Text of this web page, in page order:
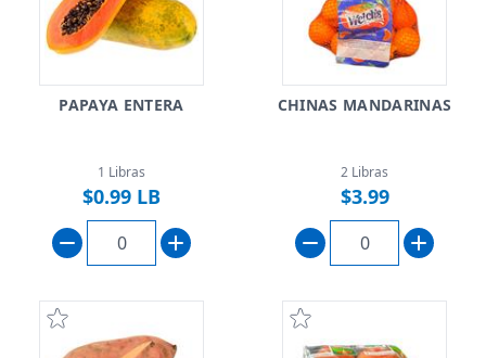
PAPAYA ENTERA
1 Libras
$0.99 LB
CHINAS MANDARINAS
2 Libras
$3.99